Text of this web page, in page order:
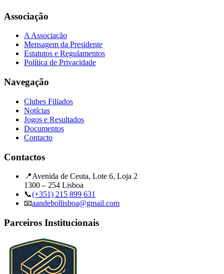
Associação
A Associação
Mensagem da Presidente
Estatutos e Regulamentos
Política de Privacidade
Navegação
Clubes Filiados
Notícias
Jogos e Resultados
Documentos
Contacto
Contactos
📍Avenida de Ceuta, Lote 6, Loja 2
1300 – 254 Lisboa
📞(+351) 215 899 631
📧aandebollisboa@gmail.com
Parceiros Institucionais